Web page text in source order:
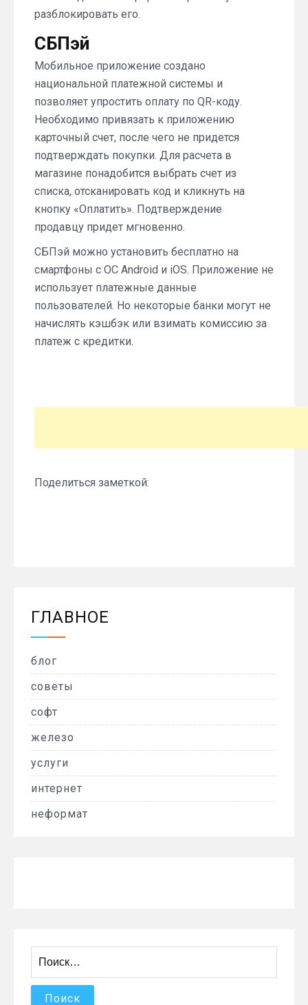
разблокировать его.
СБПэй
Мобильное приложение создано
национальной платежной системы и
позволяет упростить оплату по QR-коду.
Необходимо привязать к приложению
карточный счет, после чего не придется
подтверждать покупки. Для расчета в
магазине понадобится выбрать счет из
списка, отсканировать код и кликнуть на
кнопку «Оплатить». Подтверждение
продавцу придет мгновенно.
СБПэй можно установить бесплатно на
смартфоны с ОС Android и iOS. Приложение не
использует платежные данные
пользователей. Но некоторые банки могут не
начислять кэшбэк или взимать комиссию за
платеж с кредитки.
Поделиться заметкой:
ГЛАВНОЕ
блог
советы
софт
железо
услуги
интернет
неформат